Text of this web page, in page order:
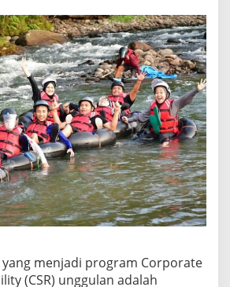
menjadi program Corporate
(CSR) unggulan adalah